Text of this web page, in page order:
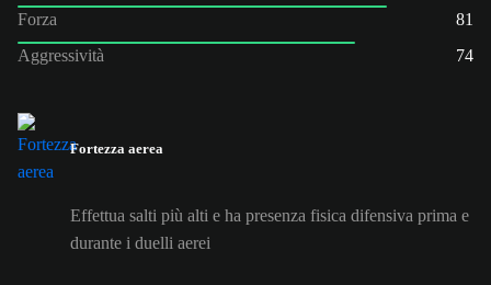
Forza
81
Aggressività
74
Fortezza aerea
Effettua salti più alti e ha presenza fisica difensiva prima e
durante i duelli aerei